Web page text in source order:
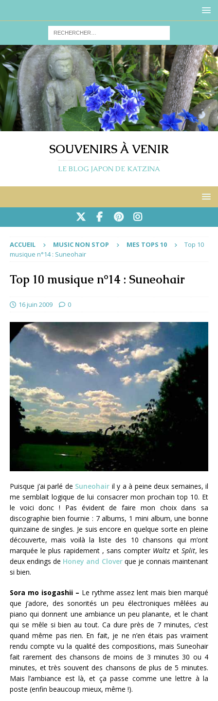
SOUVENIRS À VENIR
LE BLOG JAPON DE KATZINA
ACCUEIL MUSIC NON STOP MES TOPS 10
Top 10
musique n°14 : Suneohair
Top 10 musique n°14 : Suneohair
16 juin 2009 0
Puisque j’ai parlé de Suneohair il y a à peine deux semaines, il
me semblait logique de lui consacrer mon prochain top 10. Et
le voici donc ! Pas évident de faire mon choix dans sa
discographie bien fournie : 7 albums, 1 mini album, une bonne
quinzaine de singles. Je suis encore en quelque sorte en pleine
découverte, mais voilà la liste des 10 chansons qui m’ont
marquée le plus rapidement , sans compter Waltz et Split, les
deux endings de Honey and Cloverque je connais maintenant
si bien.
Sora mo isogashii – Le rythme assez lent mais bien marqué
que j’adore, des sonorités un peu électroniques mêlées au
piano qui donnent une ambiance un peu planante, et le chant
qui se mêle si bien au tout. Ca dure près de 7 minutes, c’est
quand même pas rien. En fait, je ne n’en étais pas vraiment
rendu compte vu la qualité des compositions, mais Suneohair
fait rarement des chansons de moins de 3 minutes 30 ou 4
minutes, et très souvent des chansons de plus de 5 minutes.
Mais l’ambiance est là, et ça passe comme une lettre à la
poste (enfin beaucoup mieux, même !).